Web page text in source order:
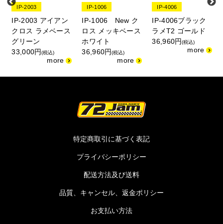
IP-2003
IP-2003 アイアン
クロス ラメベース
グリーン
33,000円(税込)
IP-1006
IP-1006 New ク
ロス メッキベース
ホワイト
36,960円(税込)
IP-4006
IP-4006ブラック
ラメT2 ゴールド
36,960円(税込)
特定商取引に基づく表記
プライバシーポリシー
配送方法及び送料
品質、キャンセル、返金ポリシー
お支払い方法